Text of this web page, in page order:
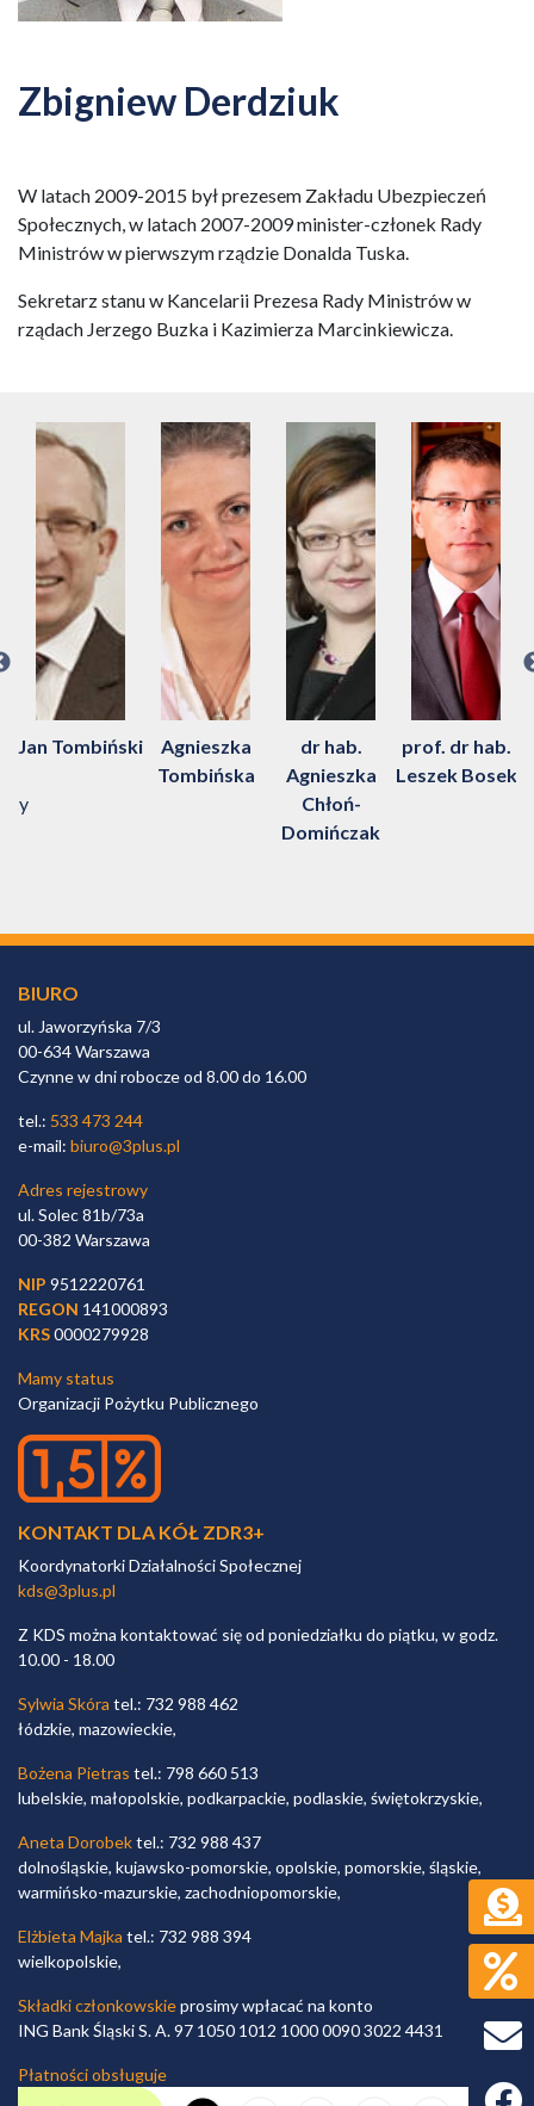
Zbigniew Derdziuk
W latach 2009-2015 był prezesem Zakładu Ubezpieczeń
Społecznych, w latach 2007-2009 minister-członek Rady
Ministrów w pierwszym rządzie Donalda Tuska.
Sekretarz stanu w Kancelarii Prezesa Rady Ministrów w
rządach Jerzego Buzka i Kazimierza Marcinkiewicza.
Jan Tombiński
Agnieszka
Tombińska
dr hab.
Agnieszka
Chłoń-
Domińczak
prof. dr hab.
Leszek Bosek
BIURO
ul. Jaworzyńska 7/3
00-634 Warszawa
Czynne w dni robocze od 8.00 do 16.00
tel.: 533 473 244
e-mail: biuro@3plus.pl
Adres rejestrowy
ul. Solec 81b/73a
00-382 Warszawa
NIP 9512220761
REGON 141000893
KRS0000279928
Mamy status
Organizacji Pożytku Publicznego
KONTAKT DLA KÓŁ ZDR3+
Koordynatorki Działalności Społecznej
kds@3plus.pl
Z KDS można kontaktować się od poniedziałku do piątku, w godz.
10.00 - 18.00
Sylwia Skóra tel.: 732 988 462
łódzkie, mazowieckie,
Bożena Pietras tel.: 798 660 513
lubelskie, małopolskie, podkarpackie, podlaskie, świętokrzyskie,
Aneta Dorobektel.: 732 988 437
dolnośląskie, kujawsko-pomorskie, opolskie, pomorskie, śląskie,
warmińsko-mazurskie, zachodniopomorskie,
Elżbieta Majka tel.: 732 988 394
wielkopolskie,
Składki członkowskieprosimy wpłacać na konto
ING Bank Śląski S. A. 97 1050 1012 1000 0090 3022 4431
Płatności obsługuje